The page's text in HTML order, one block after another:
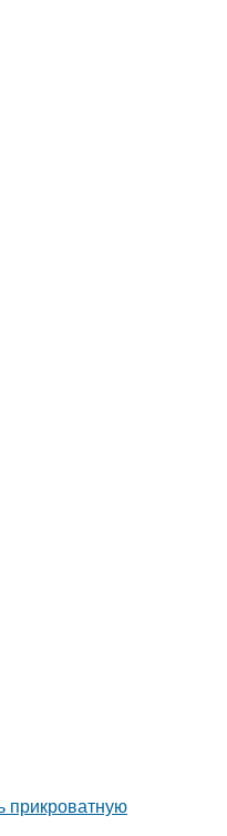
прикроватную